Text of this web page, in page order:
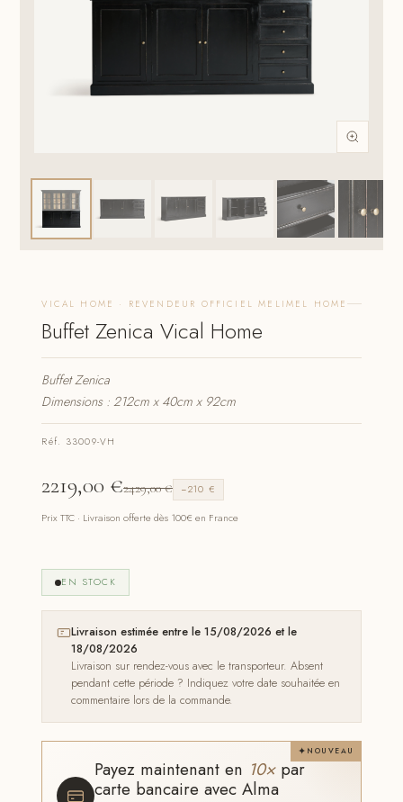
VICAL HOME · REVENDEUR OFFICIEL MELIMEL HOME
Buffet Zenica Vical Home
Buffet Zenica
Dimensions : 212cm x 40cm x 92cm
Réf. 33009-VH
2219,00 €2429,00€ −210 €
Prix TTC · Livraison offerte dès 100€ en France
EN STOCK
Livraison estimée entre le 15/08/2026 et le
18/08/2026
Livraison sur rendez-vous avec le transporteur. Absent
pendant cette période ? Indiquez votre date souhaitée en
commentaire lors de la commande.
NOUVEAU
Payez maintenant en 10×par
carte bancaire avec Alma